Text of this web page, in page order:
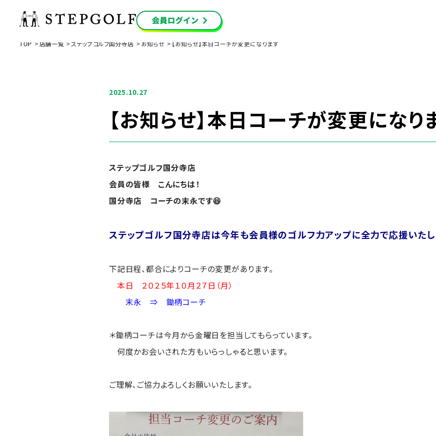
TOP 店舗一覧 ステップゴルフ国分寺店 お知らせ 【お知らせ】本日コーチが変更になります
2025.10.27
【お知らせ】本日コーチが変更になり
ステップゴルフ国分寺店
会員の皆様 こんにちは！
国分寺店 コーチの末永です😆
ステップゴルフ国分寺店は今年も会員様のゴルフ力アップに全力で応援いたし
下記日程、都合によりコーチの変更があります。
本日 ２０２５年１０月２７日（月）
末永 ⇒ 鋤柄コーチ
＊鋤柄コーチは今月から金曜日を担当してもらっています。
何度かお会いされた方もいらっしゃると思います。
ご理解、ご協力よろしくお願いいたします。